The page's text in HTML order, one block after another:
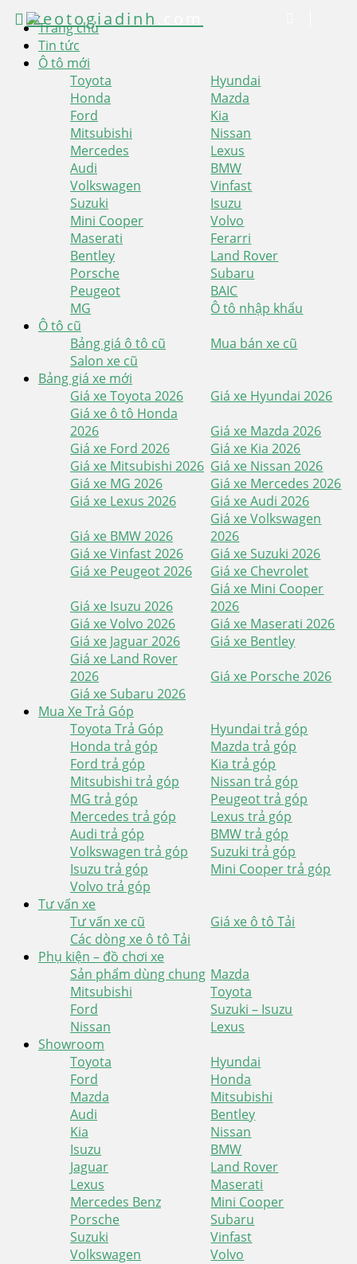
Trang chủ
Tin tức
Ô tô mới
Toyota
Hyundai
Honda
Mazda
Ford
Kia
Mitsubishi
Nissan
Mercedes
Lexus
Audi
BMW
Volkswagen
Vinfast
Suzuki
Isuzu
Mini Cooper
Volvo
Maserati
Ferarri
Bentley
Land Rover
Porsche
Subaru
Peugeot
BAIC
MG
Ô tô nhập khẩu
Ô tô cũ
Bảng giá ô tô cũ
Mua bán xe cũ
Salon xe cũ
Bảng giá xe mới
Giá xe Toyota 2026
Giá xe Hyundai 2026
Giá xe ô tô Honda
2026
Giá xe Mazda 2026
Giá xe Ford 2026
Giá xe Kia 2026
Giá xe Mitsubishi 2026 Giá xe Nissan 2026
Giá xe MG 2026
Giá xe Mercedes 2026
Giá xe Lexus 2026
Giá xe Audi 2026
Giá xe BMW 2026
Giá xe Volkswagen
2026
Giá xe Vinfast 2026
Giá xe Suzuki 2026
Giá xe Peugeot 2026
Giá xe Chevrolet
Giá xe Isuzu 2026
Giá xe Mini Cooper
2026
Giá xe Volvo 2026
Giá xe Maserati 2026
Giá xe Jaguar 2026
Giá xe Bentley
Giá xe Land Rover
2026
Giá xe Porsche 2026
Giá xe Subaru 2026
Mua Xe Trả Góp
Toyota Trả Góp
Hyundai trả góp
Honda trả góp
Mazda trả góp
Ford trả góp
Kia trả góp
Mitsubishi trả góp
Nissan trả góp
MG trả góp
Peugeot trả góp
Mercedes trả góp
Lexus trả góp
Audi trả góp
BMW trả góp
Volkswagen trả góp
Suzuki trả góp
Isuzu trả góp
Mini Cooper trả góp
Volvo trả góp
Tư vấn xe
Tư vấn xe cũ
Giá xe ô tô Tải
Các dòng xe ô tô Tải
Phụ kiện – đồ chơi xe
Sản phẩm dùng chung Mazda
Mitsubishi
Toyota
Ford
Suzuki – Isuzu
Nissan
Lexus
Showroom
Toyota
Hyundai
Ford
Honda
Mazda
Mitsubishi
Audi
Bentley
Kia
Nissan
Isuzu
BMW
Jaguar
Land Rover
Lexus
Maserati
Mercedes Benz
Mini Cooper
Porsche
Subaru
Suzuki
Vinfast
Volkswagen
Volvo
xeotogiadinh